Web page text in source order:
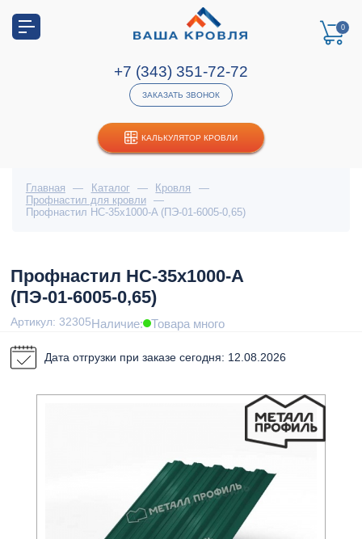
КАЛЬКУЛЯТОР КРОВЛИ
0
+7 (343) 351-72-72
ЗАКАЗАТЬ ЗВОНОК
Главная — Каталог — Кровля
—
Профнастил для кровли
—
Профнастил НС-35x1000-A (ПЭ-01-6005-0,65)
Профнастил НС-35x1000-A
(ПЭ-01-6005-0,65)
Артикул: 32305Наличие: Товара много
Дата отгрузки при заказе сегодня: 12.08.2026